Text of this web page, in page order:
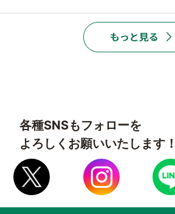
各種SNSもフォローを
よろしくお願いいたします！